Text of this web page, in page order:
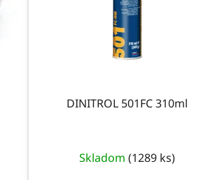
DINITROL 501FC 310ml
Skladom(1289 ks)